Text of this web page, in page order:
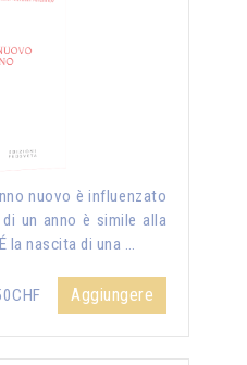
nuovo è influenzato
un anno è simile alla
la nascita di una …
Aggiungere